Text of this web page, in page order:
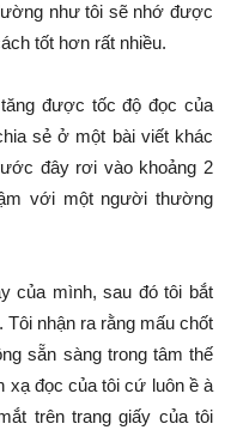
như tôi sẽ nhớ được
tốt hơn rất nhiều.
được tốc độ đọc của
sẻ ở một bài viết khác
đây rơi vào khoảng 2
với một người thường
của mình, sau đó tôi bắt
Tôi nhận ra rằng mấu chốt
sẵn sàng trong tâm thế
xạ đọc của tôi cứ luôn ề à
trên trang giấy của tôi